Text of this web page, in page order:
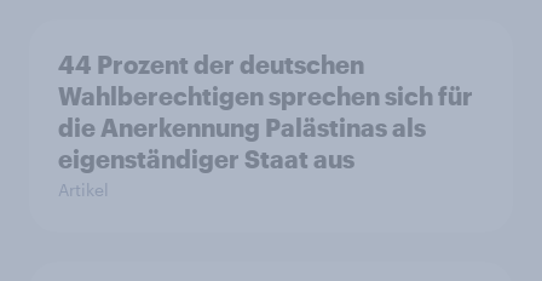
44 Prozent der deutschen
Wahlberechtigen sprechen sich für
die Anerkennung Palästinas als
eigenständiger Staat aus
Artikel